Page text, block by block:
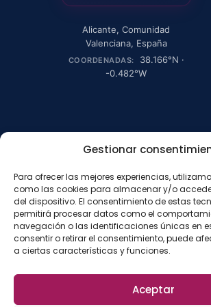
Gestionar
Para ofrecer las mejores experiencias,
como las cookies para almacenar y/o
del dispositivo. El consentimiento de estas
permitirá procesar datos como el
navegación o las identificaciones únicas en
consentir o retirar el consentimiento, puede
a ciertas características y funciones.
Aceptar
Alicante,Comunidad
Valenciana, España
COORDENADAS: 38.166°N ·
-0.482°W